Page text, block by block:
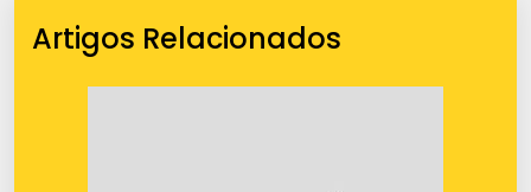
Artigos Relacionados